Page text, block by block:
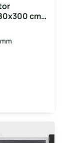
cm,